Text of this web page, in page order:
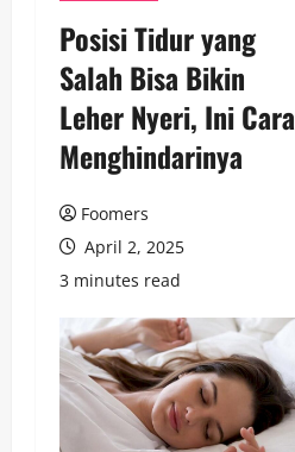
Posisi Tidur yang
Salah Bisa Bikin
Leher Nyeri, Ini Cara
Menghindarinya
Foomers
April 2, 2025
3 minutes read